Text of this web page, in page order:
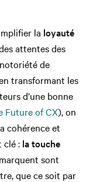
la loyauté
attentes des
de
transformant les
d’une bonne
Future of CX), on
cohérence et
clé : la touche
sont
que ce soit par